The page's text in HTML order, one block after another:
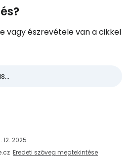
vagy észrevétele van a cikkel
12. 2025
Eredeti szöveg megtekintése